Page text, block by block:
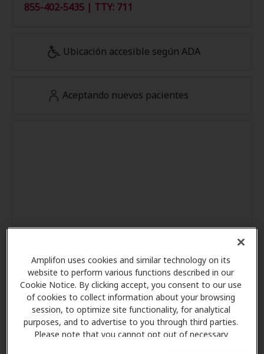
Amplifon uses cookies and similar technology on its
website to perform various functions described in our
Cookie Notice. By clicking accept, you consent to our use
of cookies to collect information about your browsing
session, to optimize site functionality, for analytical
purposes, and to advertise to you through third parties.
Please note that you cannot opt out of necessary
855-402-5435 | TTY: 711
Ubicación accesible según ADA
Aceptando nuevos pacientes